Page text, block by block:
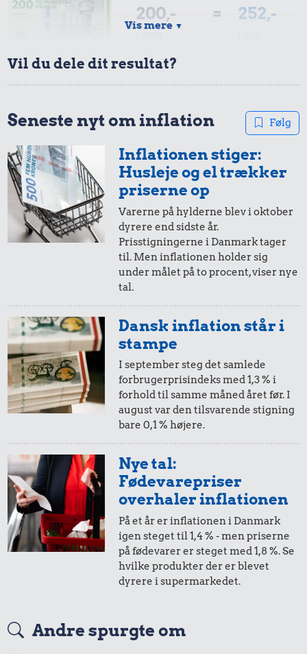
200,- = 252,-
100,-
i 2012
= 126,-
i dag
50,-
i 2012
= 63,-
20,-
i 2012
= 25,-
i dag
13,-
5,-
i 2012
= 6,-
i dag
2,-
i 2012 i dag
1,-
i 2012
= 1,-
i dag
i 2012
Vis mere ▼
Vil du dele dit resultat?
Seneste nyt om inflation Følg
Inflationen stiger:
Husleje og el trækker
priserne op
Varerne på hylderne blev i oktober
dyrere end sidste år.
Prisstigningerne i Danmark tager
til. Men inflationen holder sig
under målet på to procent, viser nye
tal.
Dansk inflation står i
stampe
I september steg det samlede
forbrugerprisindeks med 1,3 % i
forhold til samme måned året før. I
august var den tilsvarende stigning
bare 0,1 % højere.
Nye tal:
Fødevarepriser
overhaler inflationen
På et år er inflationen i Danmark
igen steget til 1,4 % - men priserne
på fødevarer er steget med 1,8 %. Se
hvilke produkter der er blevet
dyrere i supermarkedet.
Andre spurgte om